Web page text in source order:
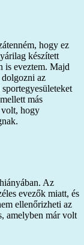
hogy ez
készített
is eveztem. Majd
dolgozni az
más
volt, hogy
Az
evezők miatt, és
ellenőrizheti az
amelyben már volt